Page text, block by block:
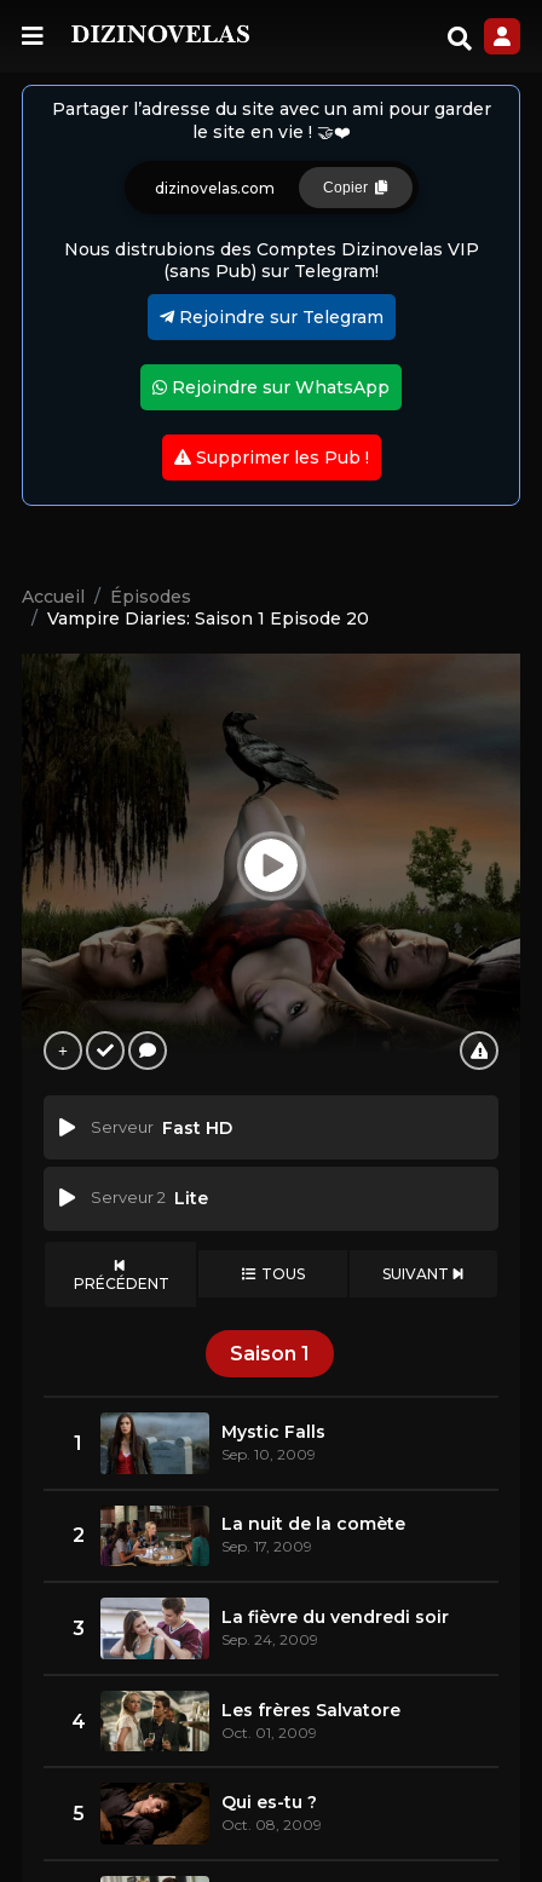
Partager l’adresse du site avec un ami pour garder
le site en vie ! 🤝❤️
dizinovelas.com Copier
Nous distrubions des Comptes Dizinovelas VIP
(sans Pub) sur Telegram!
Rejoindre sur Telegram
Rejoindre sur WhatsApp
Supprimer les Pub !
Accueil
Épisodes
Vampire Diaries: Saison 1 Episode 20
Serveur Fast HD
Serveur 2 Lite
PRÉCÉDENT TOUS SUIVANT
Saison 1
1 Mystic Falls
Sep. 10, 2009
2 La nuit de la comète
Sep. 17, 2009
3 La fièvre du vendredi soir
Sep. 24, 2009
4 Les frères Salvatore
Oct. 01, 2009
5 Qui es-tu ?
Oct. 08, 2009